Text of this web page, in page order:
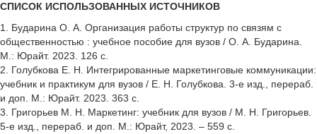
СПИСОК ИСПОЛЬЗОВАННЫХ ИСТОЧНИКОВ
1. Бударина О. А. Организация работы структур по связям с
общественностью : учебное пособие для вузов / О. А. Бударина.
М.: Юрайт. 2023. 126 с.
2. Голубкова Е. Н. Интегрированные маркетинговые коммуникации:
учебник и практикум для вузов / Е. Н. Голубкова. 3-е изд., перераб.
и доп. М.: Юрайт. 2023. 363 с.
3. Григорьев М. Н. Маркетинг: учебник для вузов / М. Н. Григорьев.
5-е изд., перераб. и доп. М.: Юрайт, 2023. – 559 с.